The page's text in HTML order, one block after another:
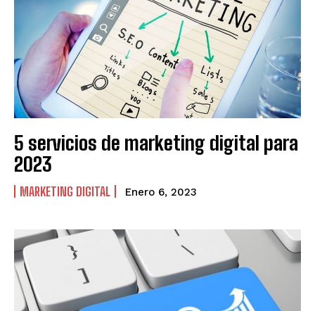
5 servicios de marketing digital para
2023
MARKETING DIGITAL Enero 6, 2023